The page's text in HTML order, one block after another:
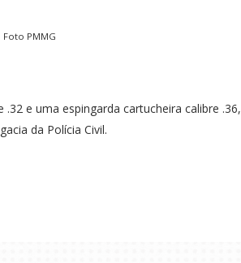
Foto PMMG
e uma espingarda cartucheira calibre .36,
da Polícia Civil.